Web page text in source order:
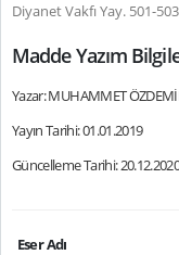
Diyanet Vakfı Yay. 501-
Madde Yazım
Yazar: MUHAMMET
Yayın Tarihi: 01.01.2019
Güncelleme Tarihi:
Eser Adı